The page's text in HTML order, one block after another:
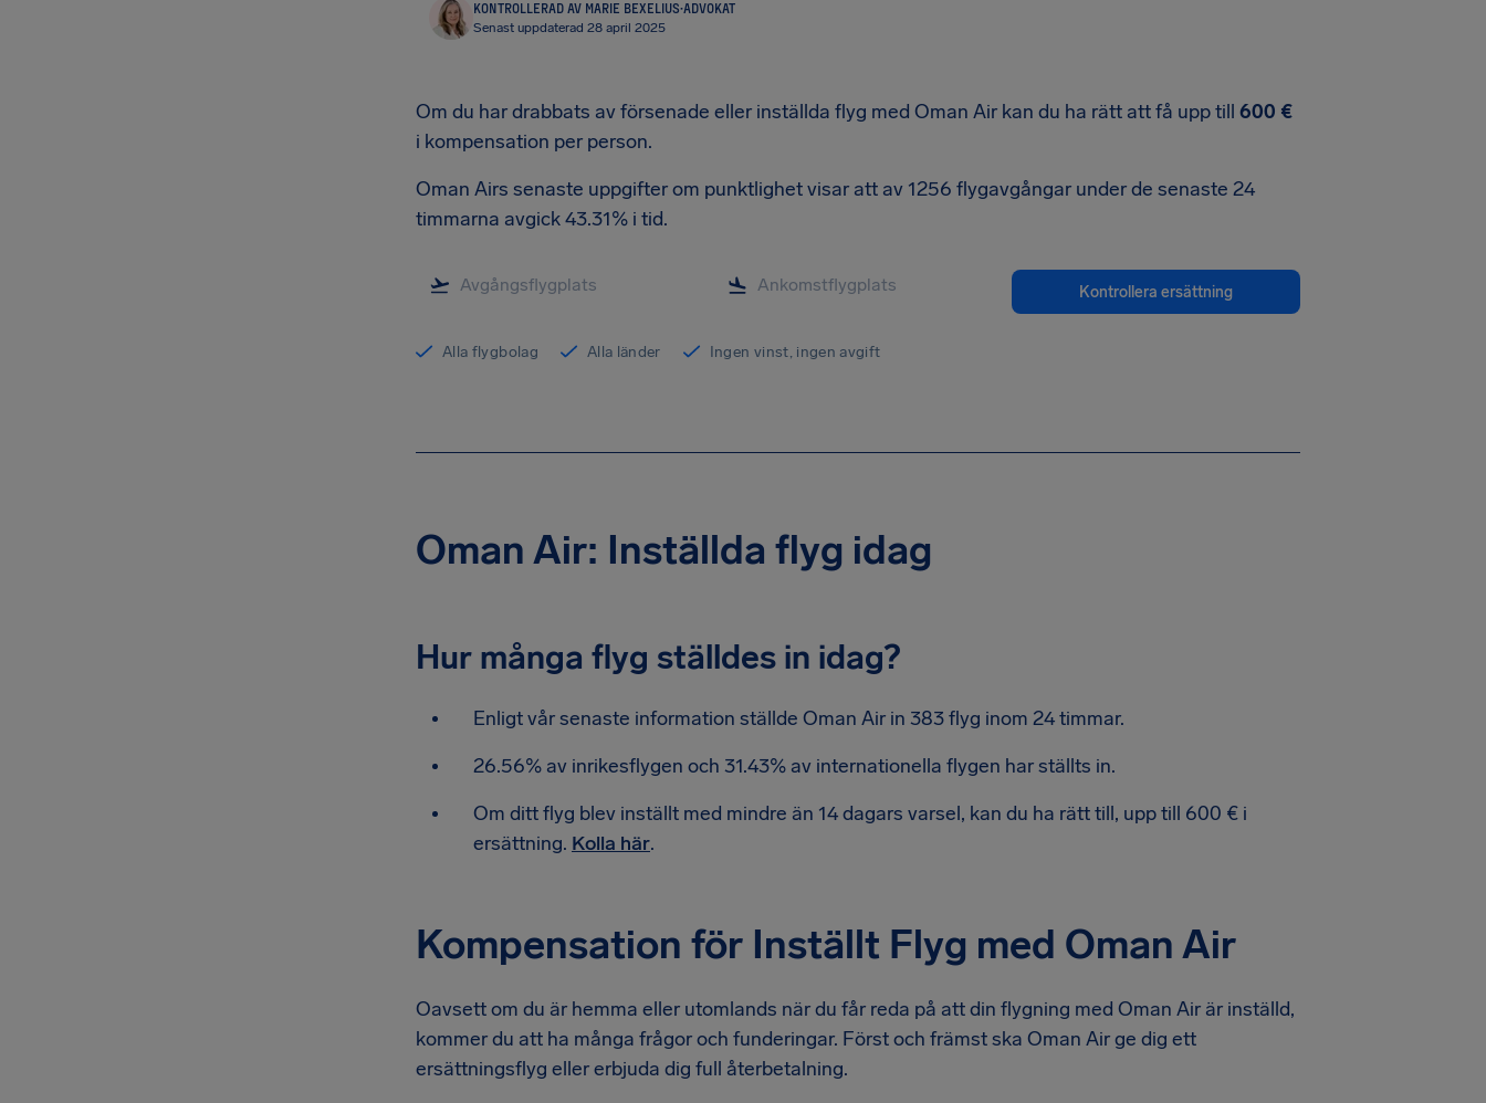
KONTROLLERAD AV MARIE BEXELIUS·ADVOKAT
Senast uppdaterad 28 april 2025
Om du har drabbats av försenade eller inställda flyg med Oman Air kan du ha rätt att få upp till 600 €
i kompensation per person.
Oman Airs senaste uppgifter om punktlighet visar att av 1256 flygavgångar under de senaste 24
timmarna avgick 43.31% i tid.
Kontrollera ersättning
Alla flygbolag Alla länder Ingen vinst, ingen avgift
Oman Air: Inställda flyg idag
Hur många flyg ställdes in idag?
Enligt vår senaste information ställde Oman Air in 383 flyg inom 24 timmar.
26.56% av inrikesflygen och 31.43% av internationella flygen har ställts in.
Om ditt flyg blev inställt med mindre än 14 dagars varsel, kan du ha rätt till, upp till 600 € i
ersättning. Kolla här.
Kompensation för Inställt Flyg med Oman Air
Oavsett om du är hemma eller utomlands när du får reda på att din flygning med Oman Air är inställd,
kommer du att ha många frågor och funderingar. Först och främst ska Oman Air ge dig ett
ersättningsflyg eller erbjuda dig full återbetalning.